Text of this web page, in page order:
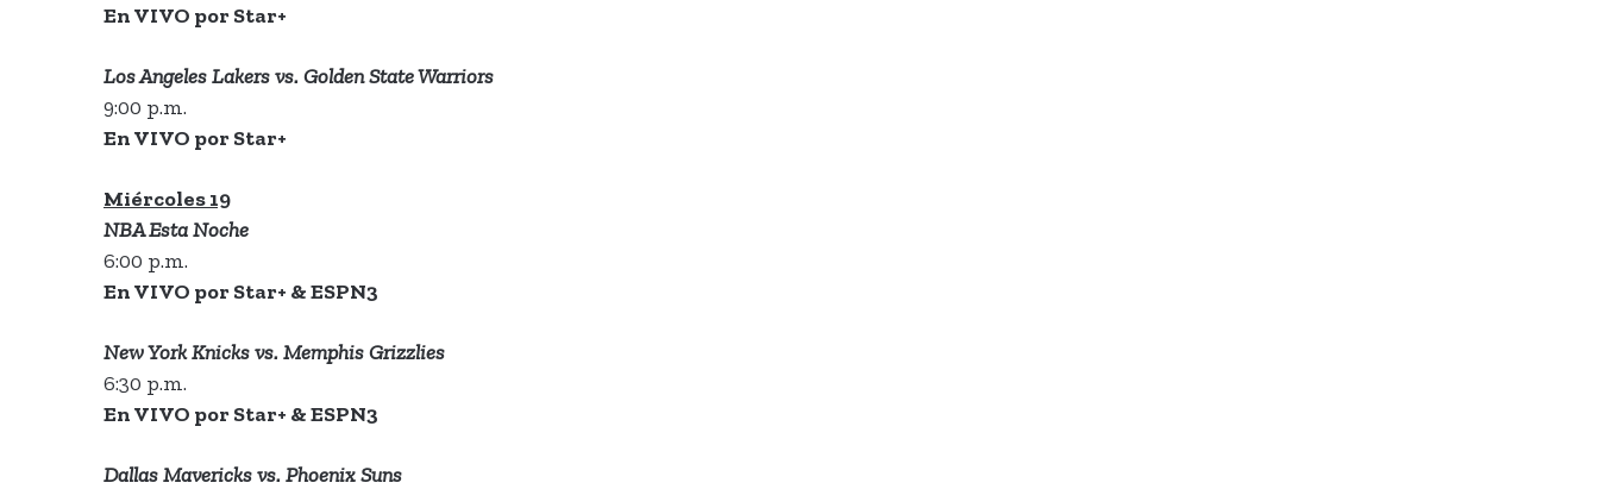
En VIVO por Star+
Los Angeles Lakers vs. Golden State Warriors
9:00 p.m.
En VIVO por Star+
Miércoles 19
NBA Esta Noche
6:00 p.m.
En VIVO por Star+ & ESPN3
New York Knicks vs. Memphis Grizzlies
6:30 p.m.
En VIVO por Star+ & ESPN3
Dallas Mavericks vs. Phoenix Suns